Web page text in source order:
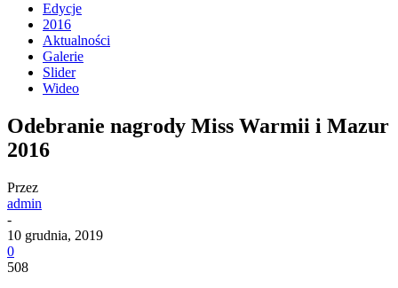
Edycje
2016
Aktualności
Galerie
Slider
Wideo
Odebranie nagrody Miss Warmii i Mazur
2016
Przez
admin
-
10 grudnia, 2019
0
508